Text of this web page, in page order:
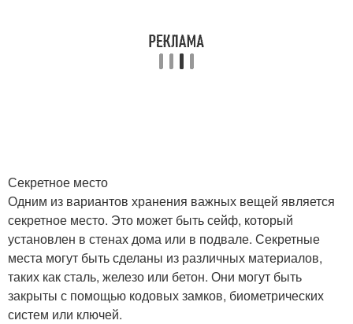
Секретное место
Одним из вариантов хранения важных вещей является
секретное место. Это может быть сейф, который
установлен в стенах дома или в подвале. Секретные
места могут быть сделаны из различных материалов,
таких как сталь, железо или бетон. Они могут быть
закрыты с помощью кодовых замков, биометрических
систем или ключей.